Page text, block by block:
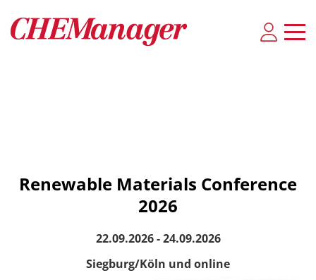
Renewable Materials Conference
2026
22.09.2026 - 24.09.2026
Siegburg/Köln und online